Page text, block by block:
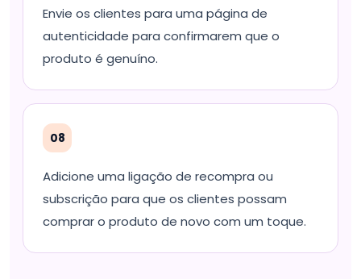
Envie os clientes para uma página de
autenticidade para confirmarem que o
produto é genuíno.
08
Adicione uma ligação de recompra ou
subscrição para que os clientes possam
comprar o produto de novo com um toque.